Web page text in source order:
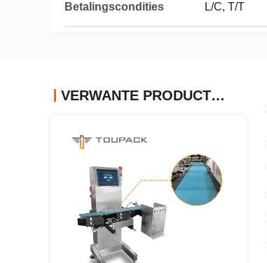
Betalingscondities L/C, T/T
VERWANTE PRODUCTEN